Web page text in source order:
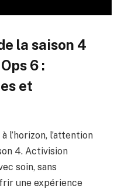
la saison 4
6 :
et
l’horizon, l’attention
4. Activision
soin, sans
une expérience